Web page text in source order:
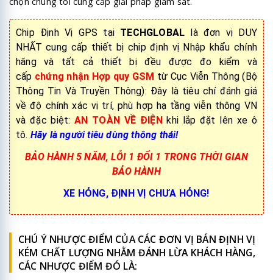
Chip Định Vị GPS tại TECHGLOBAL là đơn vị DUY
NHẤT cung cấp thiết bị chip định vị Nhập khẩu chính
hãng và tất cả thiết bị đều được đo kiểm và
cấp chứng nhận Hợp quy GSM từ Cục Viễn Thông (Bộ
Thông Tin Và Truyền Thông): Đây là tiêu chí đánh giá
về độ chính xác vị trí, phù hợp hạ tầng viễn thông VN
và đặc biệt:AN TOÀN VỀ ĐIỆNkhi lắp đặt lên xe ô
tô. Hãy là người tiêu dùng thông thái!
BẢO HÀNH 5 NĂM, LỖI 1 ĐỔI 1 TRONG THỜI GIAN
BẢO HÀNH
XE HỎNG, ĐỊNH VỊ CHƯA HỎNG!
CHÚ Ý NHƯỢC ĐIỂM CỦA CÁC ĐƠN VỊ BÁN ĐỊNH VỊ
KÉM CHẤT LƯỢNG NHẰM ĐÁNH LỪA KHÁCH HÀNG,
CÁC NHƯỢC ĐIỂM ĐÓ LÀ: